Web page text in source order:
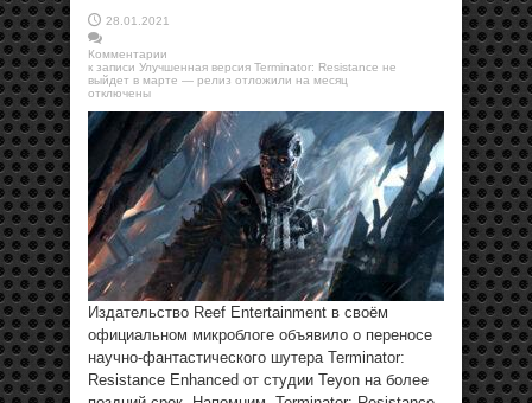
28.01.2021
Комментарии
к записи Улучшенная версия Terminator: Resistance не
выйдет в марте — релиз отложили на месяц
отключены
Издательство Reef Entertainment в своём
официальном микроблоге объявило о переносе
научно-фантастического шутера Terminator:
Resistance Enhanced от студии Teyon на более